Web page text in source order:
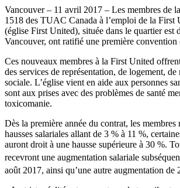
Vancouver – 11 avril 2017 – Les membres de
1518 des TUAC Canada à l’emploi de la First
(église First United), située dans le quartier est
Vancouver, ont ratifié une première convention
Ces nouveaux membres à la First United
des services de représentation, de logement, de
sociale. L’église vient en aide aux personnes
sont aux prises avec des problèmes de santé
toxicomanie.
Dès la première année du contrat, les membres
hausses salariales allant de 3 % à 11 %,
auront droit à une hausse supérieure à 30 %.
recevront une augmentation salariale
août 2017, ainsi qu’une autre augmentation de